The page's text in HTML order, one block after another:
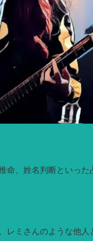
命、姓名判断といっ
ミさんのような他